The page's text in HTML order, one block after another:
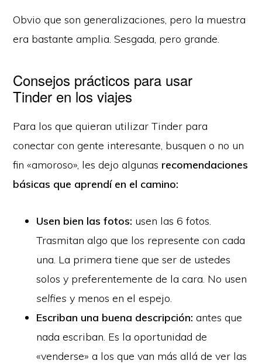
Obvio que son generalizaciones, pero la muestra
era bastante amplia. Sesgada, pero grande.
Consejos prácticos para usar
Tinder en los viajes
Para los que quieran utilizar Tinder para
conectar con gente interesante, busquen o no un
fin «amoroso», les dejo algunas recomendaciones
básicas que aprendí en el camino:
Usen bien las fotos: usen las 6 fotos.
Trasmitan algo que los represente con cada
una. La primera tiene que ser de ustedes
solos y preferentemente de la cara. No usen
selfies y menos en el espejo.
Escriban una buena descripción: antes que
nada escriban. Es la oportunidad de
«venderse» a los que van más allá de ver las